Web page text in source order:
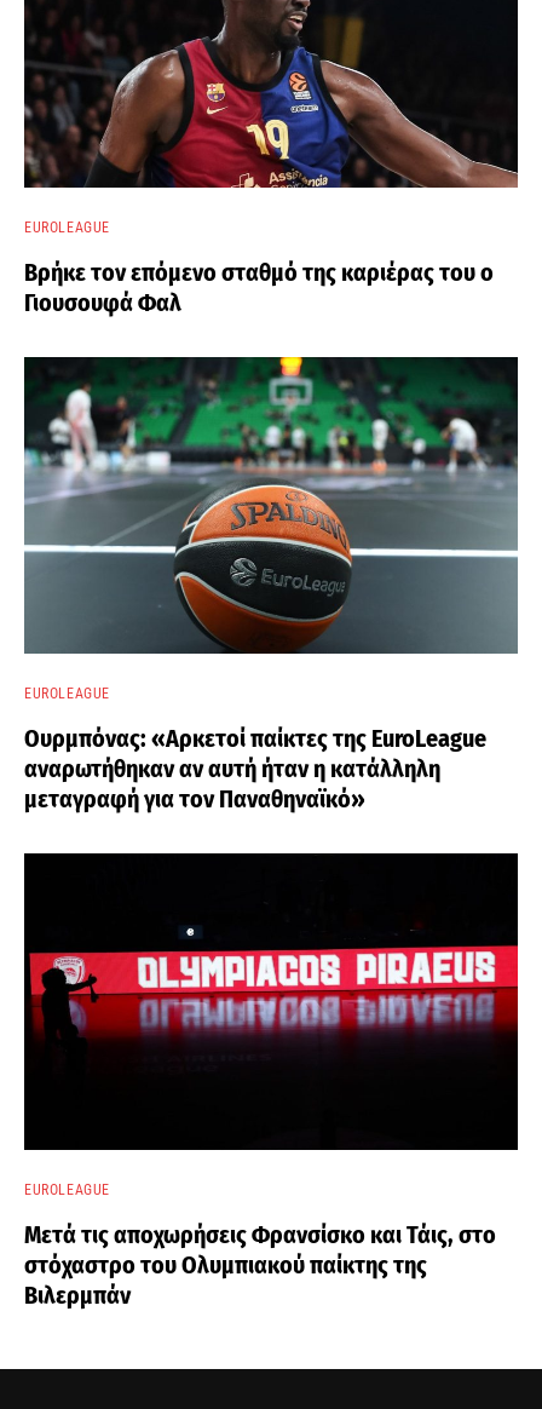
EUROLEAGUE
Βρήκε τον επόμενο σταθμό της καριέρας του ο
Γιουσουφά Φαλ
EUROLEAGUE
Ουρμπόνας: «Αρκετοί παίκτες της EuroLeague
αναρωτήθηκαν αν αυτή ήταν η κατάλληλη
μεταγραφή για τον Παναθηναϊκό»
EUROLEAGUE
Μετά τις αποχωρήσεις Φρανσίσκο και Τάις, στο
στόχαστρο του Ολυμπιακού παίκτης της
Βιλερμπάν